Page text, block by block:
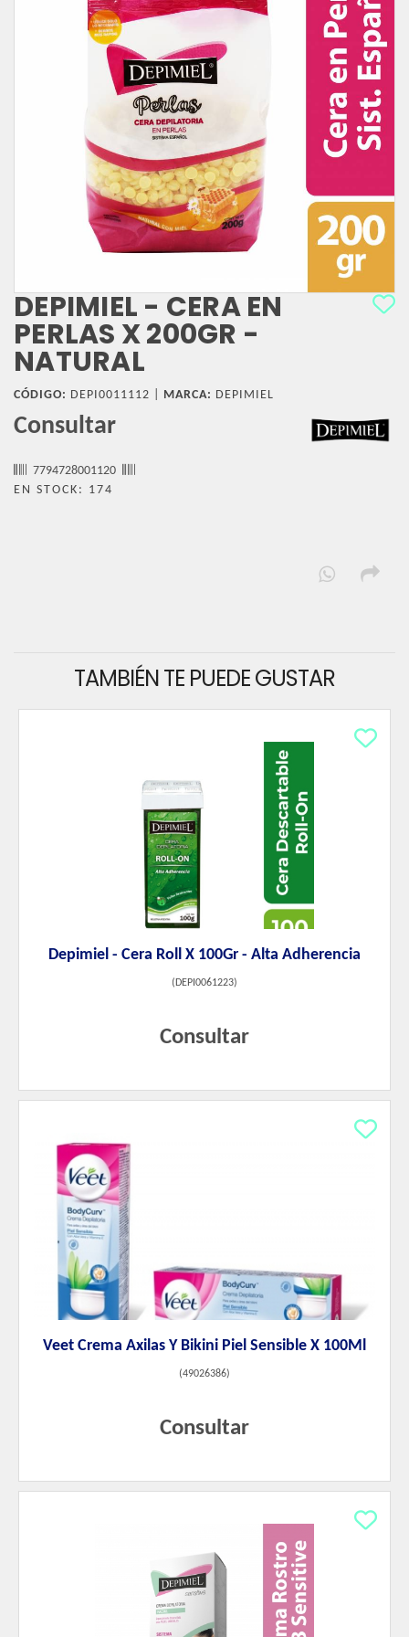
DEPIMIEL - CERA EN
PERLAS X 200GR -
NATURAL
CÓDIGO: DEPI0011112 | MARCA: DEPIMIEL
Consultar
7794728001120
EN STOCK: 174
TAMBIÉN TE PUEDE GUSTAR
Depimiel - Cera Roll X 100Gr - Alta Adherencia
( DEPI0061223)
Consultar
Veet Crema Axilas Y Bikini Piel Sensible X 100Ml
(49026386)
Consultar